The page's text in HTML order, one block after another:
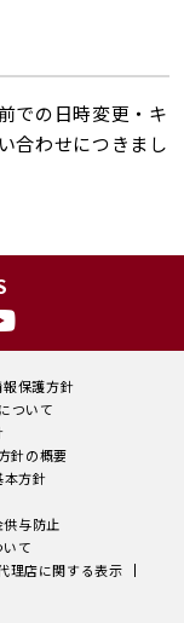
での日時変更・キ
合わせにつきまし
保護方針
ついて
針の概要
本方針
与防止
て
理店に関する表示